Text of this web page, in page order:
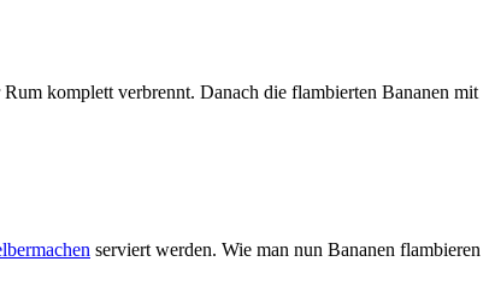
komplett verbrennt. Danach die flambierten Bananen mit
serviert werden. Wie man nun Bananen flambieren